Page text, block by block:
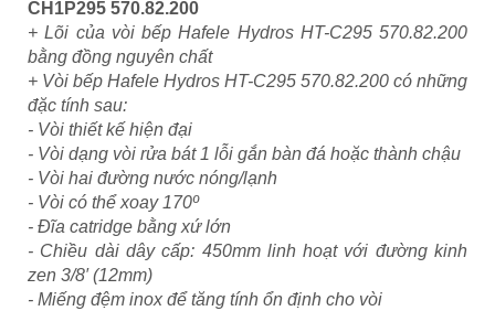
CH1P295 570.82.200
+ Lõi của vòi bếp Hafele Hydros HT-C295 570.82.200
bằng đồng nguyên chất
+ Vòi bếp Hafele Hydros HT-C295 570.82.200 có những
đặc tính sau:
- Vòi thiết kế hiện đại
- Vòi dạng vòi rửa bát 1 lỗi gắn bàn đá hoặc thành chậu
- Vòi hai đường nước nóng/lạnh
- Vòi có thể xoay 170º
- Đĩa catridge bằng xứ lớn
- Chiều dài dây cấp: 450mm linh hoạt với đường kinh
zen 3/8′ (12mm)
- Miếng đệm inox để tăng tính ổn định cho vòi